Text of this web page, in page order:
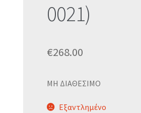
0021)
€268.00
MΗ ΔΙΑΘΕΣΙΜΟ
Εξαντλημένο